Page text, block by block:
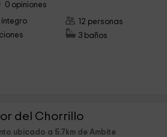
0 opiniones
12 personas
3 baños
del Chorrillo
ubicado a 5.7km de Ambite